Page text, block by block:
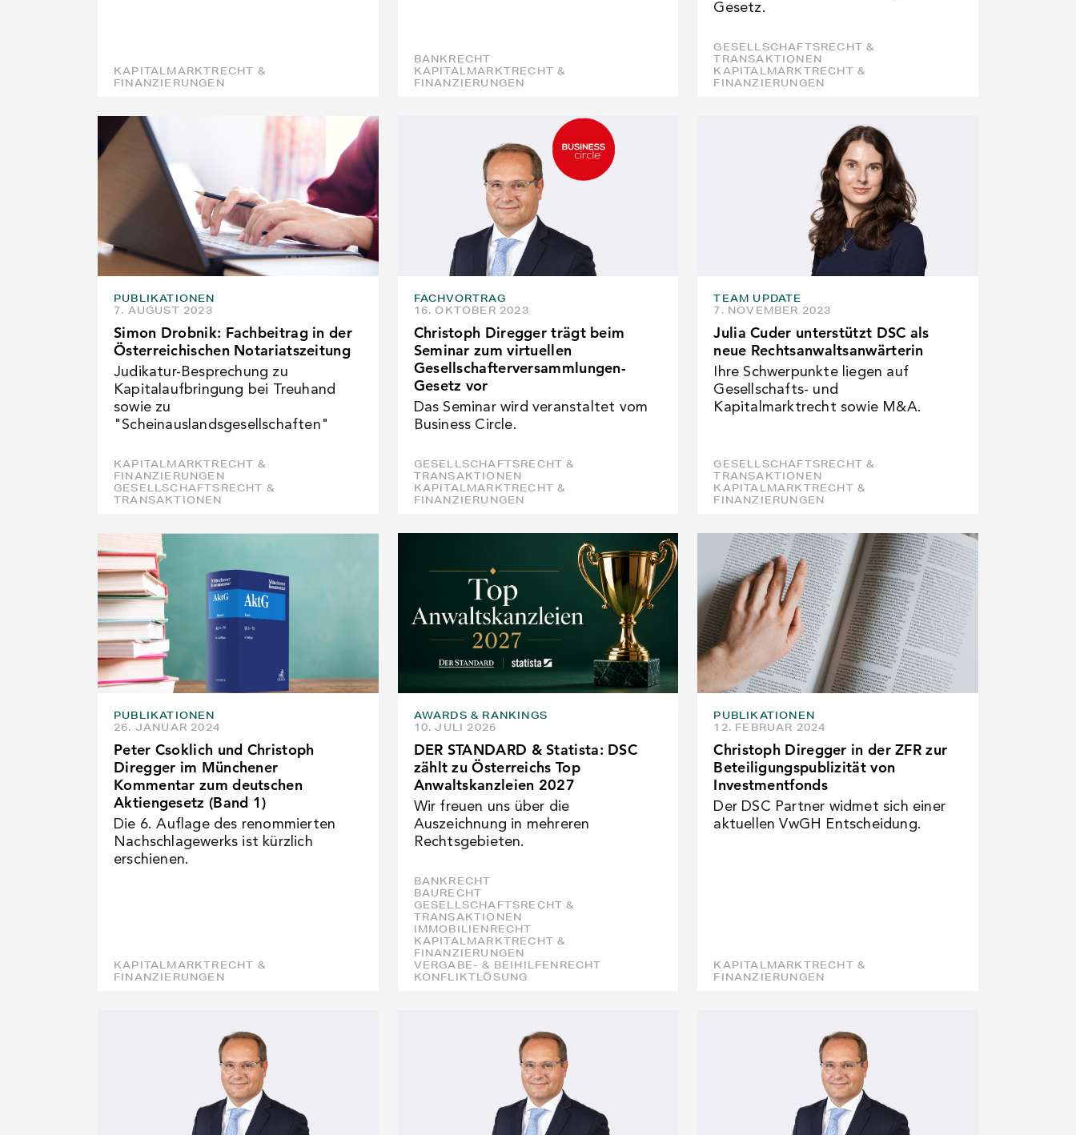
KAPITALMARKTRECHT &
FINANZIERUNGEN
BANKRECHT
KAPITALMARKTRECHT &
FINANZIERUNGEN
Gesetz.
GESELLSCHAFTSRECHT &
TRANSAKTIONEN
KAPITALMARKTRECHT &
FINANZIERUNGEN
PUBLIKATIONEN
7. AUGUST 2023
Simon Drobnik: Fachbeitrag in der
Österreichischen Notariatszeitung
Judikatur-Besprechung zu
Kapitalaufbringung bei Treuhand
sowie zu
"Scheinauslandsgesellschaften"
KAPITALMARKTRECHT &
FINANZIERUNGEN
GESELLSCHAFTSRECHT &
TRANSAKTIONEN
FACHVORTRAG
16. OKTOBER 2023
Christoph Diregger trägt beim
Seminar zum virtuellen
Gesellschafterversammlungen-
Gesetz vor
Das Seminar wird veranstaltet vom
Business Circle.
GESELLSCHAFTSRECHT &
TRANSAKTIONEN
KAPITALMARKTRECHT &
FINANZIERUNGEN
TEAM UPDATE
7. NOVEMBER 2023
Julia Cuder unterstützt DSC als
neue Rechtsanwaltsanwärterin
Ihre Schwerpunkte liegen auf
Gesellschafts- und
Kapitalmarktrecht sowie M&A.
GESELLSCHAFTSRECHT &
TRANSAKTIONEN
KAPITALMARKTRECHT &
FINANZIERUNGEN
PUBLIKATIONEN
26. JANUAR 2024
Peter Csoklich und Christoph
Diregger im Münchener
Kommentar zum deutschen
Aktiengesetz (Band 1)
Die 6. Auflage des renommierten
Nachschlagewerks ist kürzlich
erschienen.
KAPITALMARKTRECHT &
FINANZIERUNGEN
AWARDS & RANKINGS
10. JULI 2026
DER STANDARD & Statista: DSC
zählt zu Österreichs Top
Anwaltskanzleien 2027
Wir freuen uns über die
Auszeichnung in mehreren
Rechtsgebieten.
BANKRECHT
BAURECHT
GESELLSCHAFTSRECHT &
TRANSAKTIONEN
IMMOBILIENRECHT
KAPITALMARKTRECHT &
FINANZIERUNGEN
VERGABE- & BEIHILFENRECHT
KONFLIKTLÖSUNG
PUBLIKATIONEN
12. FEBRUAR 2024
Christoph Diregger in der ZFR zur
Beteiligungspublizität von
Investmentfonds
Der DSC Partner widmet sich einer
aktuellen VwGH Entscheidung.
KAPITALMARKTRECHT &
FINANZIERUNGEN